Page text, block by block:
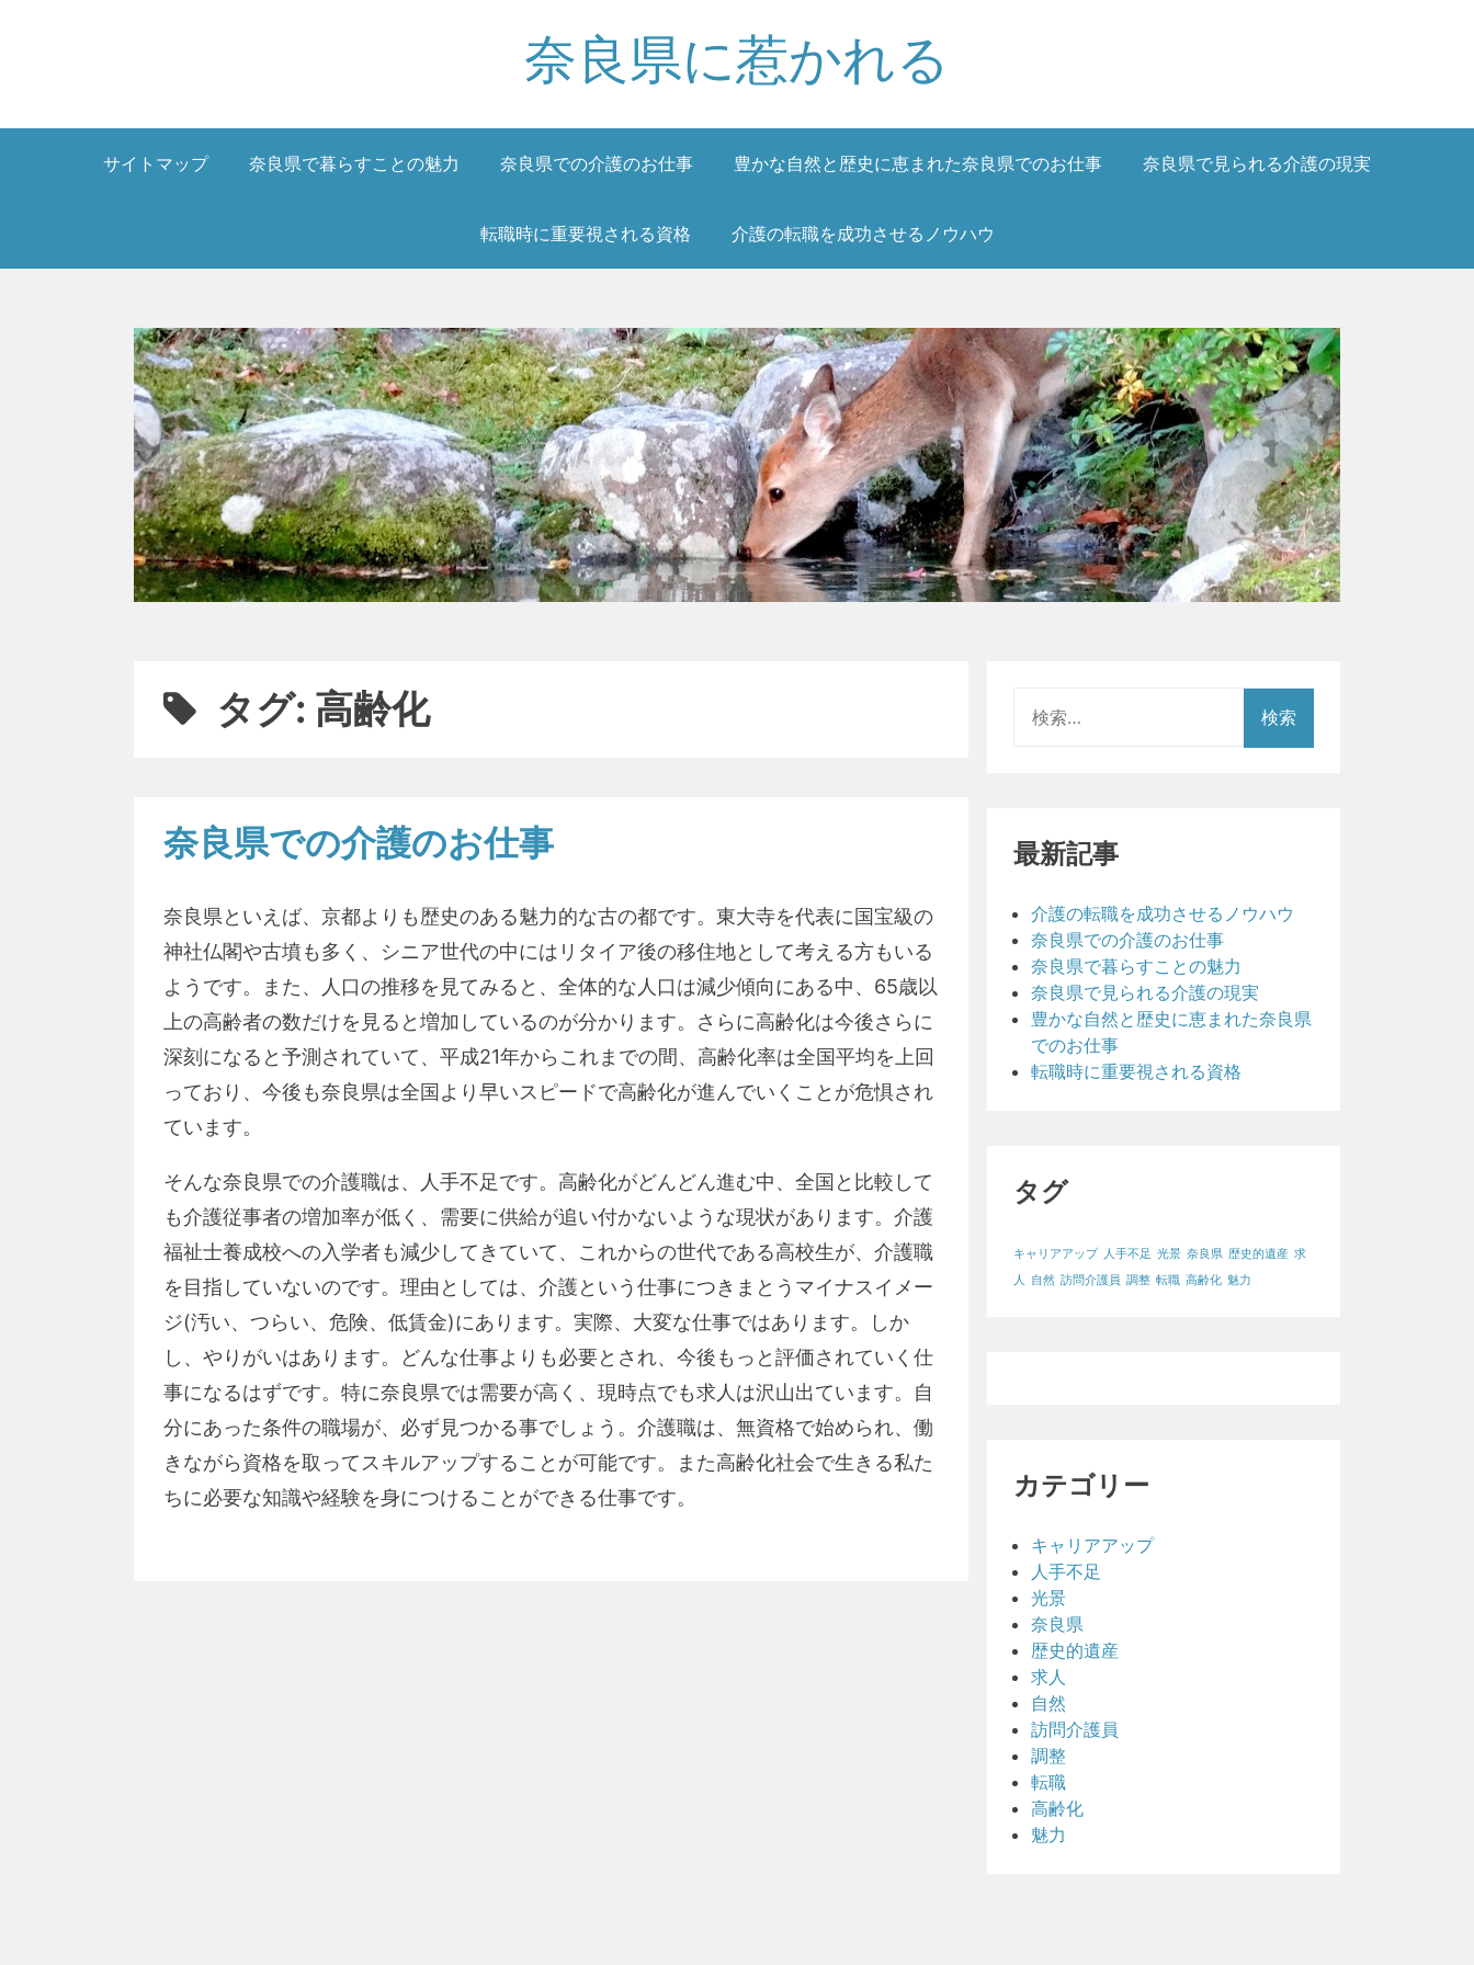
奈良県に惹かれる
サイトマップ 奈良県で暮らすことの魅力 奈良県での介護のお仕事 豊かな自然と歴史に恵まれた奈良県でのお仕事 奈良県で見られる介護の現実
転職時に重要視される資格 介護の転職を成功させるノウハウ
タグ: 高齢化
奈良県での介護のお仕事
奈良県といえば、京都よりも歴史のある魅力的な古の都です。東大寺を代表に国宝級の
神社仏閣や古墳も多く、シニア世代の中にはリタイア後の移住地として考える方もいる
ようです。また、人口の推移を見てみると、全体的な人口は減少傾向にある中、65歳以
上の高齢者の数だけを見ると増加しているのが分かります。さらに高齢化は今後さらに
深刻になると予測されていて、平成21年からこれまでの間、高齢化率は全国平均を上回
っており、今後も奈良県は全国より早いスピードで高齢化が進んでいくことが危惧され
ています。
そんな奈良県での介護職は、人手不足です。高齢化がどんどん進む中、全国と比較して
も介護従事者の増加率が低く、需要に供給が追い付かないような現状があります。介護
福祉士養成校への入学者も減少してきていて、これからの世代である高校生が、介護職
を目指していないのです。理由としては、介護という仕事につきまとうマイナスイメー
ジ(汚い、つらい、危険、低賃金)にあります。実際、大変な仕事ではあります。しか
し、やりがいはあります。どんな仕事よりも必要とされ、今後もっと評価されていく仕
事になるはずです。特に奈良県では需要が高く、現時点でも求人は沢山出ています。自
分にあった条件の職場が、必ず見つかる事でしょう。介護職は、無資格で始められ、働
きながら資格を取ってスキルアップすることが可能です。また高齢化社会で生きる私た
ちに必要な知識や経験を身につけることができる仕事です。
索:
最新記事
介護の転職を成功させるノウハウ
奈良県での介護のお仕事
奈良県で暮らすことの魅力
奈良県で見られる介護の現実
豊かな自然と歴史に恵まれた奈良県
でのお仕事
転職時に重要視される資格
タグ
キャリアアップ 人手不足 光景 奈良県 歴史的遺産 求
人
自然 訪問介護員 調整 転職 高齢化 魅力
カテゴリー
キャリアアップ
人手不足
光景
奈良県
歴史的遺産
求人
自然
訪問介護員
調整
転職
高齢化
魅力